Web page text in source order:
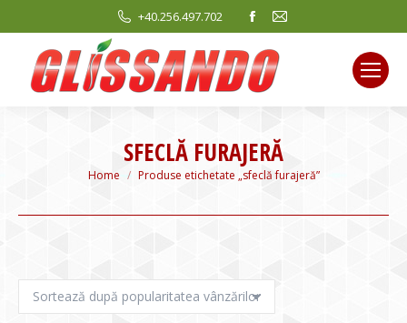
+40.256.497.702
Facebook
opens
in
new
window
Mail
new
SFECLĂ FURAJERĂ
You are here:
Home Produse etichetate „sfeclă furajeră”